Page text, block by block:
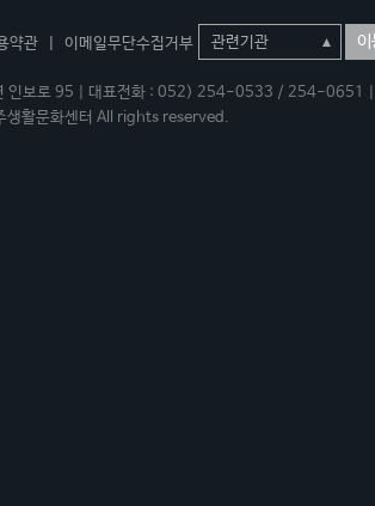
약관 이메일무단수집거부 이
면 인보로 95 | 대표전화 : 052) 254-0533 / 254-
활문화센터 All rights reserved.